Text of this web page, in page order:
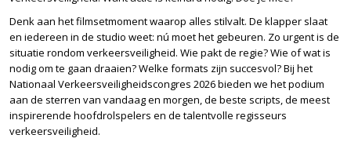
Denk aan het filmsetmoment waarop alles stilvalt. De klapper slaat
en iedereen in de studio weet: nú moet het gebeuren. Zo urgent is de
situatie rondom verkeersveiligheid. Wie pakt de regie? Wie of wat is
nodig om te gaan draaien? Welke formats zijn succesvol? Bij het
Nationaal Verkeersveiligheidscongres 2026 bieden we het podium
aan de sterren van vandaag en morgen, de beste scripts, de meest
inspirerende hoofdrolspelers en de talentvolle regisseurs
verkeersveiligheid.